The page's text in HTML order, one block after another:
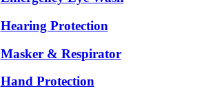
Hearing Protection
Masker & Respirator
Hand Protection